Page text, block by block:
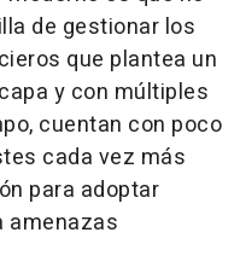
de gestionar los
que plantea un
y con múltiples
cuentan con poco
cada vez más
para adoptar
amenazas